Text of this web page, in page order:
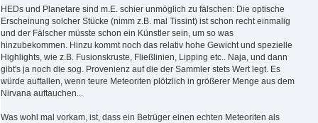
HEDs und Planetare sind m.E. schier unmöglich zu fälschen: Die optische
Erscheinung solcher Stücke (nimm z.B. mal Tissint) ist schon recht einmalig
und der Fälscher müsste schon ein Künstler sein, um so was
hinzubekommen. Hinzu kommt noch das relativ hohe Gewicht und spezielle
Highlights, wie z.B. Fusionskruste, Fließlinien, Lipping etc.. Naja, und dann
gibt's ja noch die sog. Provenienz auf die der Sammler stets Wert legt. Es
würde auffallen, wenn teure Meteoriten plötzlich in größerer Menge aus dem
Nirvana auftauchen...
Was wohl mal vorkam, ist, dass ein Betrüger einen echten Meteoriten als